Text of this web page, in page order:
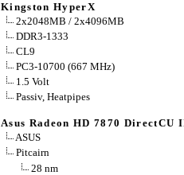
Kingston HyperX
2x2048MB / 2x4096MB
DDR3-1333
CL9
PC3-10700 (667 MHz)
1.5 Volt
Passiv, Heatpipes
Asus Radeon HD 7870 DirectCU
ASUS
Pitcairn
28 nm